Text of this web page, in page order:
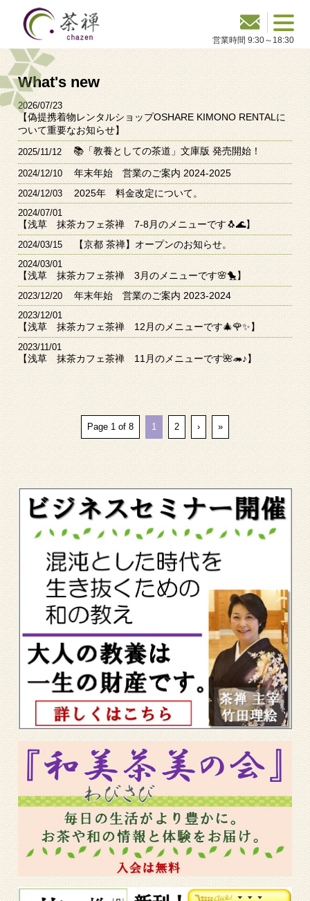
What's new
2026/07/23
【偽提携着物レンタルショップOSHARE KIMONO RENTALに
ついて重要なお知らせ】
2025/11/12 📚「教養としての茶道」文庫版 発売開始！
2024/12/10 年末年始 営業のご案内 2024-2025
2024/12/03 2025年 料金改定について。
2024/07/01
【浅草 抹茶カフェ茶禅 7-8月のメニューです🐧🌊】
2024/03/15 【京都 茶禅】オープンのお知らせ。
2024/03/01
【浅草 抹茶カフェ茶禅 3月のメニューです🌸🐤】
2023/12/20 年末年始 営業のご案内 2023-2024
2023/12/01
【浅草 抹茶カフェ茶禅 12月のメニューです🎄🌹✨】
2023/11/01
【浅草 抹茶カフェ茶禅 11月のメニューです🌺🦔♪】
Page 1 of 8 1 2 › »